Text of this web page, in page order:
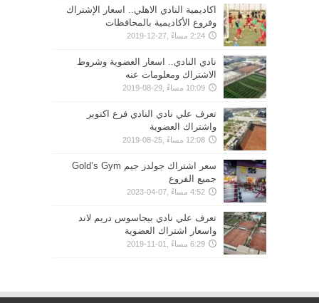
اكاديمية النادي الاهلي.. اسعار الإشتراك
وفروع الأكاديمية بالمحافظات
2:24 مساءً ,27-12-2019
نادي النادي.. اسعار العضوية وشروط
الاشتراك ومعلومات عنه
10:09 مساءً ,29-08-2019
تعرف علي نادي النادي فرع اكتوبر
واشتراك العضوية
12:08 مساءً ,25-08-2019
سعر اشتراك جولدز جيم Gold’s Gym
جميع الفروع
4:52 مساءً ,07-04-2023
تعرف علي نادي بيجاسوس دريم لاند
واسعار اشتراك العضوية
6:29 مساءً ,01-11-2019